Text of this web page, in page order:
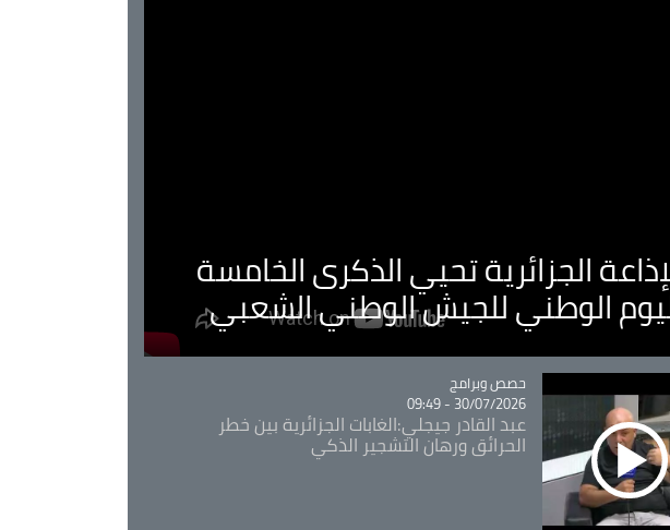
الجزائرية تحيي الذكرى الخامسة
الوطني للجيش الوطني الشعبي
Catégorie
حصص وبرامج
30/07/2026 - 09:49
عبد القادر جيجلي:الغابات الجزائرية بين خطر
الحرائق ورهان التشجير الذكي